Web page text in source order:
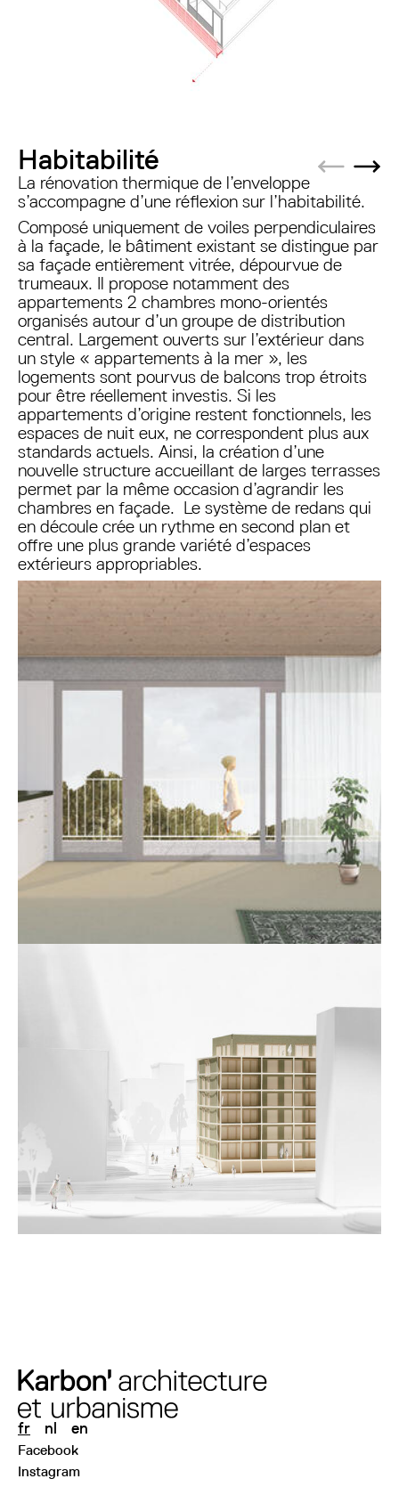
Previous
Habitabilité
La rénovation thermique de l’enveloppe
s’accompagne d’une réflexion sur l’habitabilité.
Composé uniquement de voiles perpendiculaires
à la façade, le bâtiment existant se distingue par
sa façade entièrement vitrée, dépourvue de
trumeaux. Il propose notamment des
appartements 2 chambres mono-orientés
organisés autour d’un groupe de distribution
central. Largement ouverts sur l’extérieur dans
un style « appartements à la mer », les
logements sont pourvus de balcons trop étroits
pour être réellement investis. Si les
appartements d’origine restent fonctionnels, les
espaces de nuit eux, ne correspondent plus aux
standards actuels. Ainsi, la création d’une
nouvelle structure accueillant de larges terrasses
permet par la même occasion d’agrandir les
chambres en façade. Le système de redans qui
en découle crée un rythme en second plan et
offre une plus grande variété d’espaces
extérieurs appropriables.
fr nl en
Facebook
Instagram